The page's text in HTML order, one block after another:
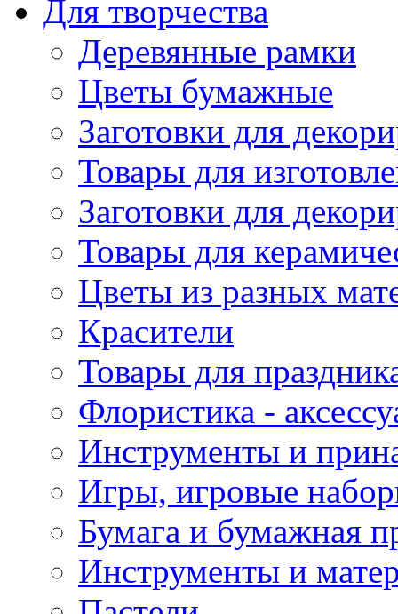
Для творчества
Деревянные рамки
Цветы бумажные
Заготовки для
Товары для
Заготовки для
Товары для
Цветы из разных
Красители
Товары для
Флористика -
Инструменты и
Игры, игровые
Бумага и бумажная
Инструменты и